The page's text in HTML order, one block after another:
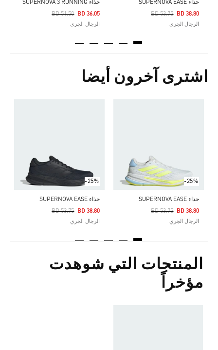
حذاء SUPERNOVA EASE
Price Reduced From
BD 53.75
To BD 38.80
الرجال الجري
حذاء SUPERNOVA 3 RUNNING
Price Reduced From
BD 51.50
To BD 36.05
الرجال الجري
اشترى آخرون أيضا
-25%
حذاء SUPERNOVA EASE
BD 53.75 BD 38.80
الرجال الجري
-25%
حذاء SUPERNOVA EASE
Price Reduced From
BD 53.75
To BD 38.80
الرجال الجري
المنتجات التي شوهدت
مؤخراً